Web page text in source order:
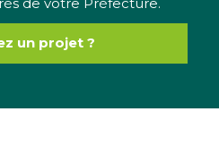
un projet ?